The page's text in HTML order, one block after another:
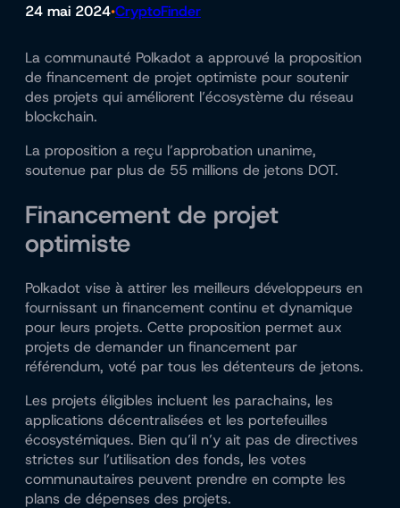
24 mai 2024•CryptoFinder
La communauté Polkadot a approuvé la proposition
de financement de projet optimiste pour soutenir
des projets qui améliorent l’écosystème du réseau
blockchain.
La proposition a reçu l’approbation unanime,
soutenue par plus de 55 millions de jetons DOT.
Financement de projet
optimiste
Polkadot vise à attirer les meilleurs développeurs en
fournissant un financement continu et dynamique
pour leurs projets. Cette proposition permet aux
projets de demander un financement par
référendum, voté par tous les détenteurs de jetons.
Les projets éligibles incluent les parachains, les
applications décentralisées et les portefeuilles
écosystémiques. Bien qu’il n’y ait pas de directives
strictes sur l’utilisation des fonds, les votes
communautaires peuvent prendre en compte les
plans de dépenses des projets.